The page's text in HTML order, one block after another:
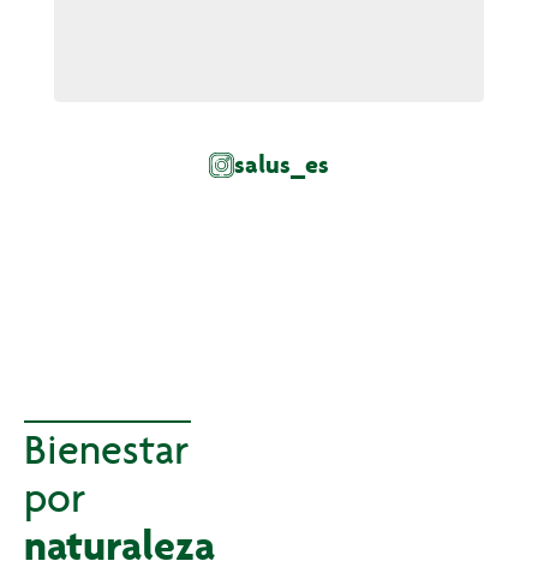
salus_es
Bienestar
por
naturaleza